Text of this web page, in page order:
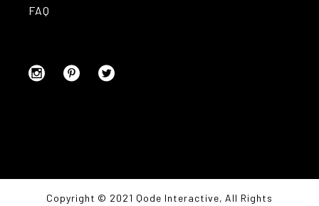
FAQ
Copyright © 2021 Qode Interactive, All Rights